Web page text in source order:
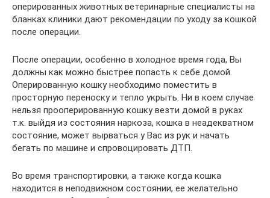
оперированных животных ветеринарные специалисты на
бланках клиники дают рекомендации по уходу за кошкой
после операции.
После операции, особенно в холодное время года, Вы
должны как можно быстрее попасть к себе домой.
Оперированную кошку необходимо поместить в
просторную переноску и тепло укрыть. Ни в коем случае
нельзя прооперированную кошку везти домой в руках
т.к. выйдя из состояния наркоза, кошка в неадекватном
состояние, может вырваться у Вас из рук и начать
бегать по машине и спровоцировать ДТП.
Во время транспортировки, а также когда кошка
находится в неподвижном состоянии, ее желательно